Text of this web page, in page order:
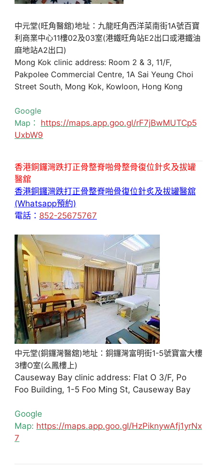
中元堂(旺角醫舘)地址：九龍旺角西洋菜南街1A號百寶
利商業中心11樓02及03室(港鐵旺角站E2出口或港鐵油
麻地站A2出口)
Mong Kok clinic address: Room 2 & 3, 11/F,
Pakpolee Commercial Centre, 1A Sai Yeung Choi
Street South, Mong Kok, Kowloon, Hong Kong
Google
Map： https://maps.app.goo.gl/rF7jBwMUTCp5
UxbW9
香港銅鑼灣跌打正骨整脊啪骨整骨復位針炙及拔罐
醫舘
香港銅鑼灣跌打正骨整脊啪骨復位針炙及拔罐醫舘
(Whatsapp預約)
電話： 852-25675767
中元堂(銅鑼灣醫舘)地址：銅鑼灣富明街1-5號寶富大樓
3樓O室(么鳳樓上)
Causeway Bay clinic address: Flat O 3/F, Po
Foo Building, 1-5 Foo Ming St, Causeway Bay
Google
Map: https://maps.app.goo.gl/HzPiknywAfj1yrNx
7